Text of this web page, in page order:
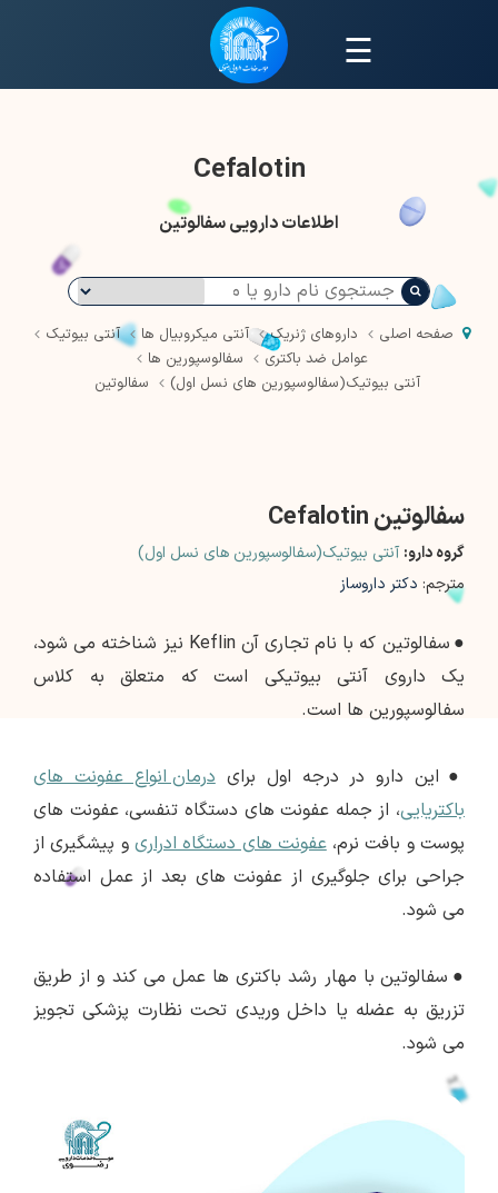
☰
Cefalotin
اطلاعات دارویی سفالوتین
صفحه اصلی داروهای ژنریک آنتی میکروبیال ها
آنتی بیوتیک
عوامل ضد باکتری
سفالوسپورین ها
آنتی بیوتیک(سفالوسپورین های نسل اول)
سفالوتین
سفالوتین Cefalotin
گروه دارو: آنتی بیوتیک(سفالوسپورین های نسل اول)
مترجم: دکتر داروساز
●
سفالوتین که با نام تجاری آن Keflin نیز شناخته می شود،
یک داروی آنتی بیوتیکی است که متعلق به کلاس
سفالوسپورین ها است.
● این دارو در درجه اول برایدرمان انواع عفونت های
باکتریایی، از جمله عفونت های دستگاه تنفسی، عفونت های
پوست و بافت نرم،عفونت های دستگاه ادراری و پیشگیری از
جراحی برای جلوگیری از عفونت های بعد از عمل استفاده
می شود.
● سفالوتین با مهار رشد باکتری ها عمل می کند و از طریق
تزریق به عضله یا داخل وریدی تحت نظارت پزشکی تجویز
می شود.